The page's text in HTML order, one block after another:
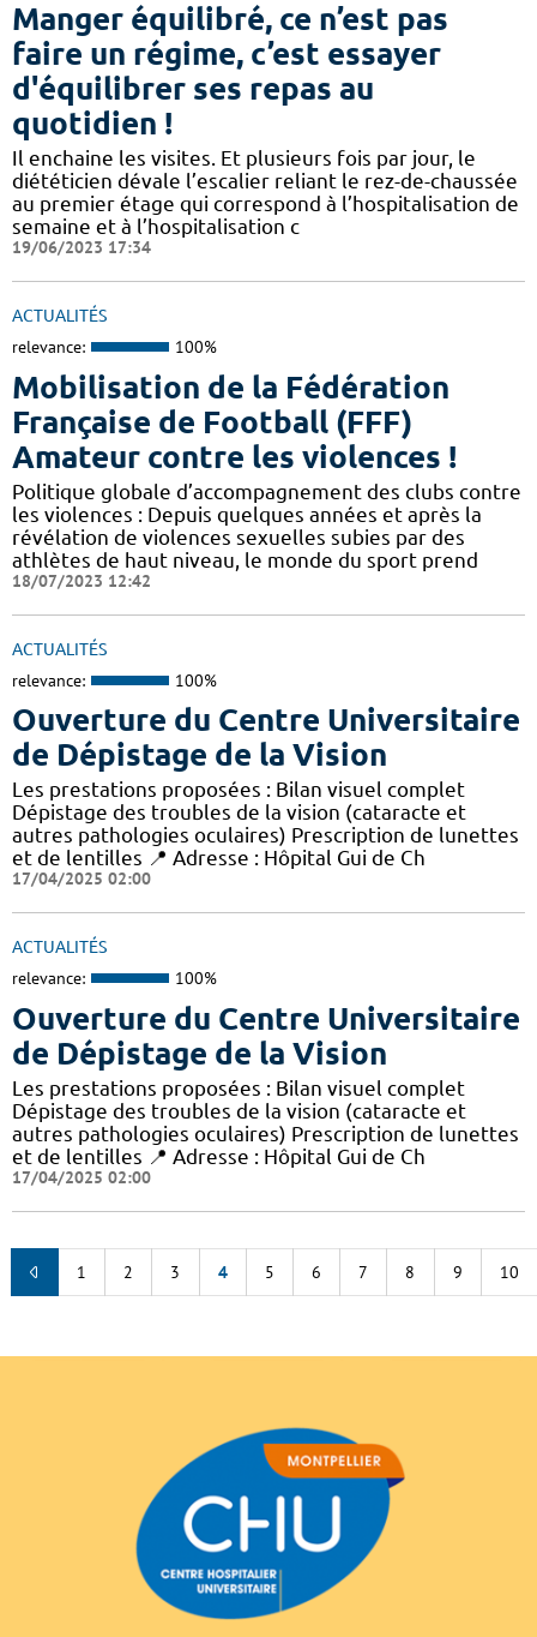
Manger équilibré, ce n’est pas
faire un régime, c’est essayer
d'équilibrer ses repas au
quotidien !
Il enchaine les visites. Et plusieurs fois par jour, le
diététicien dévale l’escalier reliant le rez-de-chaussée
au premier étage qui correspond à l’hospitalisation de
semaine et à l’hospitalisation c
19/06/2023 17:34
ACTUALITÉS
relevance: 100%
Mobilisation de la Fédération
Française de Football (FFF)
Amateur contre les violences !
Politique globale d’accompagnement des clubs contre
les violences : Depuis quelques années et après la
révélation de violences sexuelles subies par des
athlètes de haut niveau, le monde du sport prend
18/07/2023 12:42
ACTUALITÉS
relevance: 100%
Ouverture du Centre Universitaire
de Dépistage de la Vision
Les prestations proposées : Bilan visuel complet
Dépistage des troubles de la vision (cataracte et
autres pathologies oculaires) Prescription de lunettes
et de lentilles 📍 Adresse : Hôpital Gui de Ch
17/04/2025 02:00
ACTUALITÉS
relevance: 100%
Ouverture du Centre Universitaire
de Dépistage de la Vision
Les prestations proposées : Bilan visuel complet
Dépistage des troubles de la vision (cataracte et
autres pathologies oculaires) Prescription de lunettes
et de lentilles 📍 Adresse : Hôpital Gui de Ch
17/04/2025 02:00
1 2 3 4 5 6 7 8 9 10